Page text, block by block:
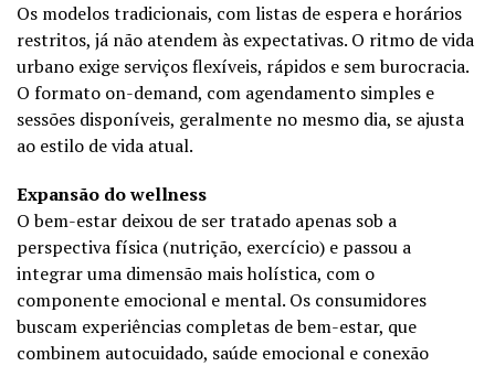
Os modelos tradicionais, com listas de espera e horários
restritos, já não atendem às expectativas. O ritmo de vida
urbano exige serviços flexíveis, rápidos e sem burocracia.
O formato on-demand, com agendamento simples e
sessões disponíveis, geralmente no mesmo dia, se ajusta
ao estilo de vida atual.
Expansão do wellness
O bem-estar deixou de ser tratado apenas sob a
perspectiva física (nutrição, exercício) e passou a
integrar uma dimensão mais holística, com o
componente emocional e mental. Os consumidores
buscam experiências completas de bem-estar, que
combinem autocuidado, saúde emocional e conexão